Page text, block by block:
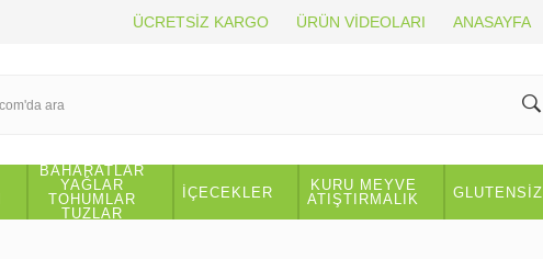
ÜCRETSİZ KARGO ÜRÜN VİDEOLARI ANASAYFA
BAHARATLAR
YAĞLAR
TOHUMLAR
TUZLAR
İÇECEKLER
KURU MEYVE
ATIŞTIRMALIK
GLUTENSİZ